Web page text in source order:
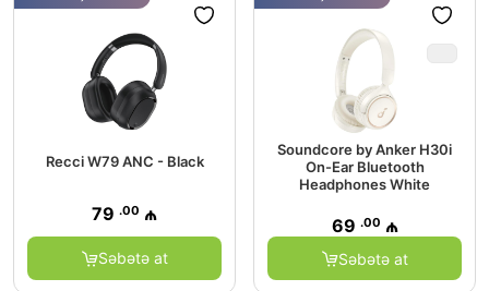
Recci W79 ANC - Black
79 .00 ₼
Səbətə at
Soundcore by Anker H30i
On-Ear Bluetooth
Headphones White
69 .00 ₼
Səbətə at